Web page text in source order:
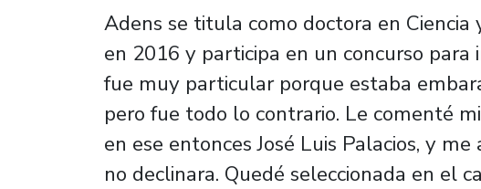
Adens se titula como doctora en
en 2016 y participa en un concurso para
fue muy particular porque estaba
pero fue todo lo contrario. Le comenté
en ese entonces José Luis Palacios, y
no declinara. Quedé seleccionada en el